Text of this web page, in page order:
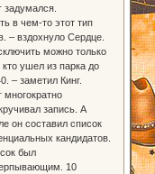
задумался.
в чем-то этот тип
– вздохнуло Сердце.
можно только
кто ушел из парка до
– заметил Кинг.
многократно
запись. А
он составил список
кандидатов.
был
10